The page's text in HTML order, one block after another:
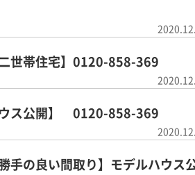
世帯住宅】0120-858-369
ス公開】 0120-858-369
手の良い間取り】モデルハウス